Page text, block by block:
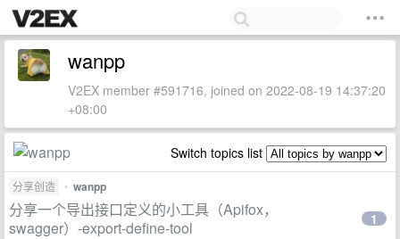
wanpp
V2EX member #591716, joined on 2022-08-19 14:37:20
+08:00
Switch topics list
分享创造 • wanpp
分享一个导出接口定义的小工具（Apifox，
swagger）-export-define-tool
1